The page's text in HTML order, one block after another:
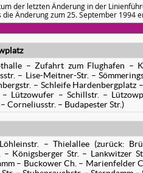
der letzten Änderung in der
die Änderung zum 25. September 1994
– Zufahrt zum Flughafen –
– Lise-Meitner-Str. –
– Schleife Hardenbergplatz
Lützowufer – Schillstr. –
Corneliusstr. – Budapester Str.)
– Thielallee (zurück:
Königsberger Str. – Lankwitzer
– Buckower Ch. – Marienfelder